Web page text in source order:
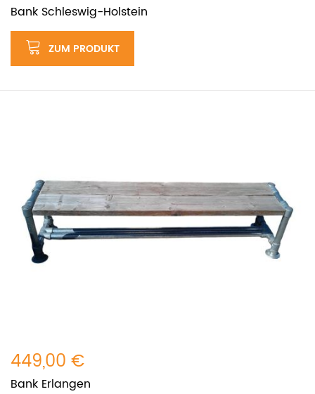
Bank Schleswig-Holstein
ZUM PRODUKT
449,00 €
Bank Erlangen